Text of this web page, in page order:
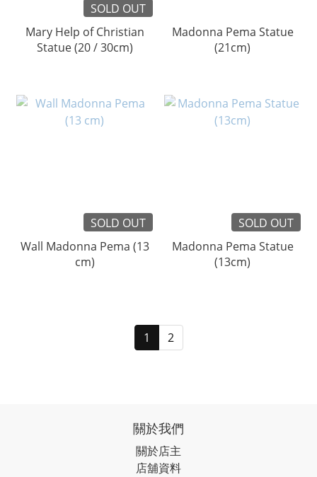
SOLD OUT
Mary Help of Christian
Statue (20 / 30cm)
Madonna Pema Statue
(21cm)
SOLD OUT
Wall Madonna Pema (13
cm)
SOLD OUT
Madonna Pema Statue
(13cm)
1 2
關於我們
關於店主
店舖資料